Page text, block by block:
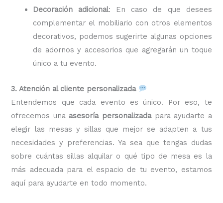
Decoración adicional: En caso de que desees
complementar el mobiliario con otros elementos
decorativos, podemos sugerirte algunas opciones
de adornos y accesorios que agregarán un toque
único a tu evento.
3. Atención al cliente personalizada
Entendemos que cada evento es único. Por eso, te
ofrecemos una asesoría personalizadapara ayudarte a
elegir las mesas y sillas que mejor se adapten a tus
necesidades y preferencias. Ya sea que tengas dudas
sobre cuántas sillas alquilar o qué tipo de mesa es la
más adecuada para el espacio de tu evento, estamos
aquí para ayudarte en todo momento.